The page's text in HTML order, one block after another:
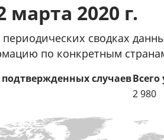
марта 2020 г.
периодических сводках
по конкретным
случаев
2 980